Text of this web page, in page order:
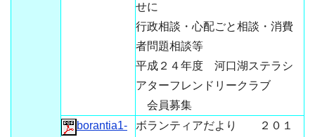
せに
行政相談・心配ごと相談・消費
者問題相談等
平成２４年度 河口湖ステラシ
アターフレンドリークラブ
会員募集
borantia1-
ボランティアだより ２０１